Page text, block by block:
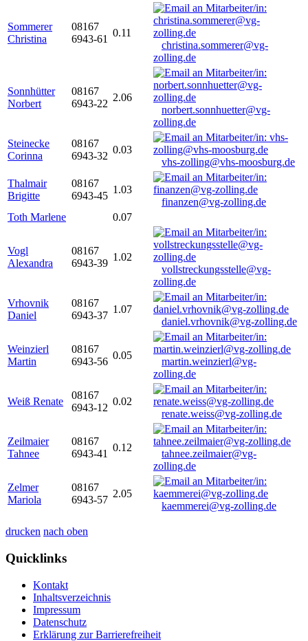
Sommerer
Christina
08167
6943-61
0.11
christina.sommerer@vg-
zolling.de
Sonnhütter
Norbert
08167
6943-22
2.06
norbert.sonnhuetter@vg-
zolling.de
Steinecke
Corinna
08167
6943-32
0.03
vhs-zolling@vhs-moosburg.de
Thalmair
Brigitte
08167
6943-45
1.03
finanzen@vg-zolling.de
Toth Marlene
0.07
Vogl
Alexandra
08167
6943-39
1.02
vollstreckungsstelle@vg-
zolling.de
Vrhovnik
Daniel
08167
6943-37
1.07
daniel.vrhovnik@vg-zolling.de
Weinzierl
Martin
08167
6943-56
0.05
martin.weinzierl@vg-
zolling.de
Weiß Renate
08167
6943-12
0.02
renate.weiss@vg-zolling.de
Zeilmaier
Tahnee
08167
6943-41
0.12
tahnee.zeilmaier@vg-
zolling.de
Zelmer
Mariola
08167
6943-57
2.05
kaemmerei@vg-zolling.de
drucken nach oben
Quicklinks
Kontakt
Inhaltsverzeichnis
Impressum
Datenschutz
Erklärung zur Barrierefreiheit